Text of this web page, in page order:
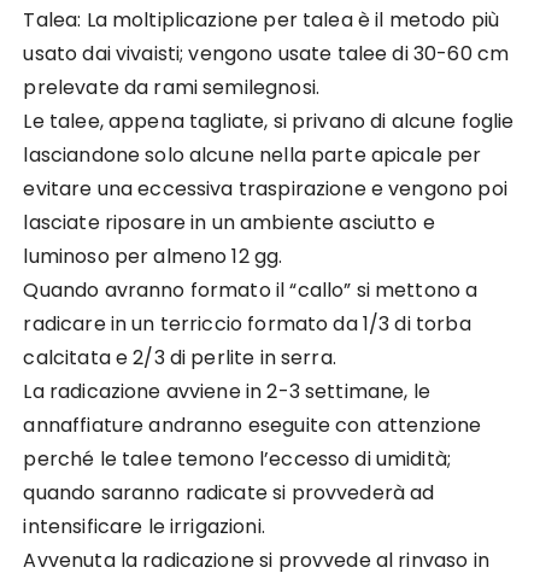
Talea: La moltiplicazione per talea è il metodo più
usato dai vivaisti; vengono usate talee di 30-60 cm
prelevate da rami semilegnosi.
Le talee, appena tagliate, si privano di alcune foglie
lasciandone solo alcune nella parte apicale per
evitare una eccessiva traspirazione e vengono poi
lasciate riposare in un ambiente asciutto e
luminoso per almeno 12 gg.
Quando avranno formato il “callo” si mettono a
radicare in un terriccio formato da 1/3 di torba
calcitata e 2/3 di perlite in serra.
La radicazione avviene in 2-3 settimane, le
annaffiature andranno eseguite con attenzione
perché le talee temono l’eccesso di umidità;
quando saranno radicate si provvederà ad
intensificare le irrigazioni.
Avvenuta la radicazione si provvede al rinvaso in